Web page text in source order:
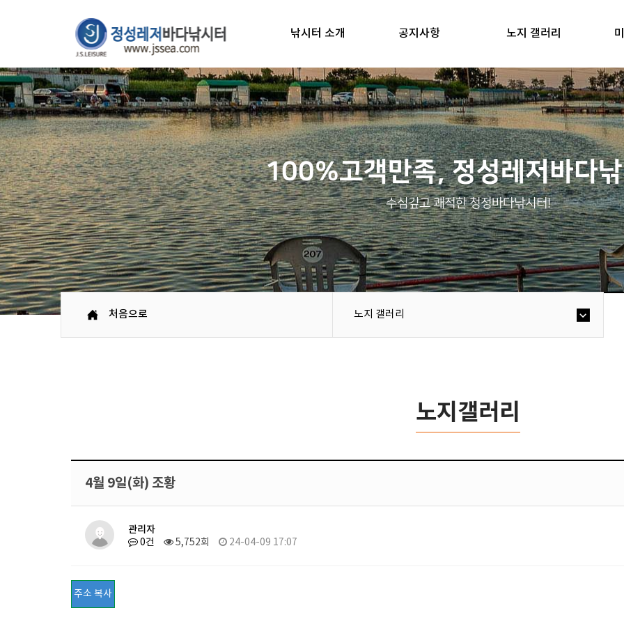
낚시터 소개 공지사항 노지 갤러리
100%고객만족, 정성레저바다
수심깊고 쾌적한 청정바다낚시터!
처음으로 노지 갤러리
노지갤러리
4월 9일(화) 조황
관리자
0건 5,752회 24-04-09 17:07
주소 복사